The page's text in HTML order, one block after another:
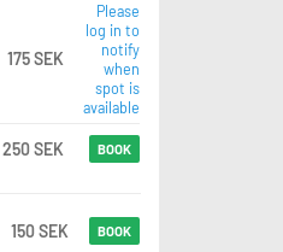
175 SEK
Please
log in to
notify
when
spot is
available
250 SEK BOOK
150 SEK BOOK